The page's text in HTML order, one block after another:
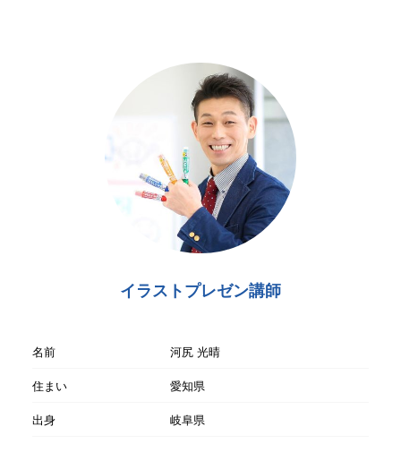
イラストプレゼン講師
名前
河尻 光晴
住まい
愛知県
出身
岐阜県